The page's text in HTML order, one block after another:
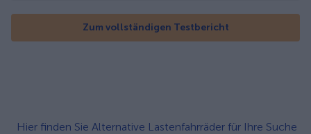
Zum vollständigen Testbericht
Hier finden Sie Alternative Lastenfahrräder für Ihre Suche